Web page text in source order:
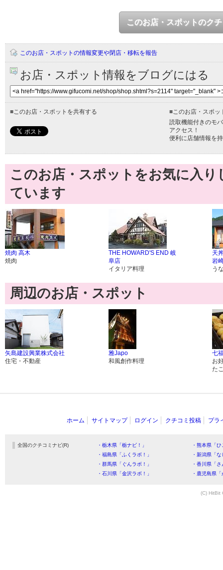
このお店・スポットのク
このお店・スポットの情報変更や閉店・移転を報告
お店・スポット情報をブログにはる
■このお店・スポットを共有する ■このお店・スポッ
読取機能付きのモ
アクセス！
便利に店舗情報を
このお店・スポットをお気に入
ています
焼肉 高木
焼肉
THE HOWARD'S END 岐
阜店
イタリア料理
天
岩
う
周辺のお店・スポット
矢島建設興業株式会社
住宅・不動産
雅Japo
和風創作料理
七
お
た
ホーム サイトマップ ログイン クチコミ投稿 プラ
全国のクチコミナビ(R) ・栃木県「栃ナビ！」
・熊本県「
・福島県「ふくラボ！」
・新潟県「
・群馬県「ぐんラボ！」
・香川県「
・石川県「金沢ラボ！」
・鹿児島県
(C) HitBit